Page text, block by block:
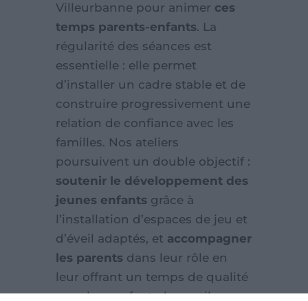
Villeurbanne pour animer ces
temps parents-enfants. La
régularité des séances est
essentielle : elle permet
d’installer un cadre stable et de
construire progressivement une
relation de confiance avec les
familles. Nos ateliers
poursuivent un double objectif :
soutenir le développement des
jeunes enfants grâce à
l’installation d’espaces de jeu et
d’éveil adaptés, et accompagner
les parents dans leur rôle en
leur offrant un temps de qualité
avec leur enfant, des outils